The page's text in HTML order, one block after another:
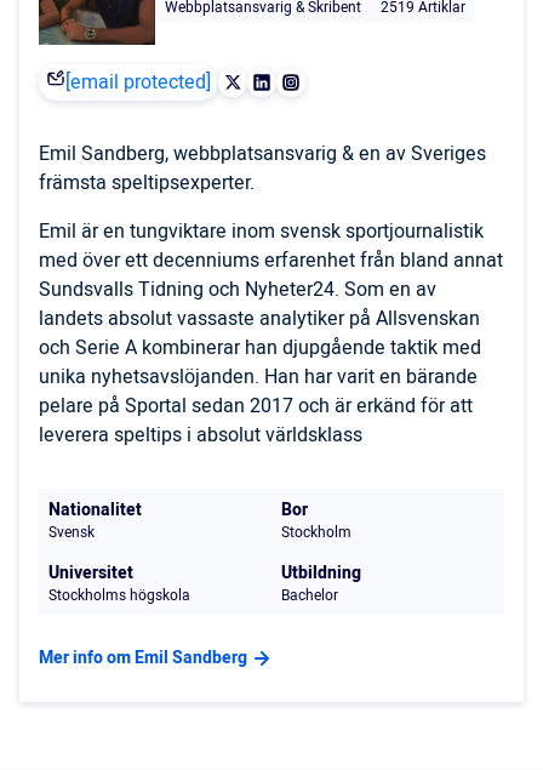
Webbplatsansvarig & Skribent 2519 Artiklar
[email protected]
Emil Sandberg, webbplatsansvarig & en av Sveriges
främsta speltipsexperter.
Emil är en tungviktare inom svensk sportjournalistik
med över ett decenniums erfarenhet från bland annat
Sundsvalls Tidning och Nyheter24. Som en av
landets absolut vassaste analytiker på Allsvenskan
och Serie A kombinerar han djupgående taktik med
unika nyhetsavslöjanden. Han har varit en bärande
pelare på Sportal sedan 2017 och är erkänd för att
leverera speltips i absolut världsklass
Nationalitet
Svensk
Bor
Stockholm
Universitet
Stockholms högskola
Utbildning
Bachelor
Mer info om Emil Sandberg